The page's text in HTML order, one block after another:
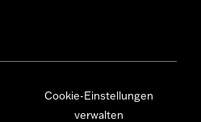
Cookie-Einstellungen
verwalten